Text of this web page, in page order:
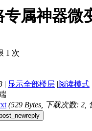
属神器微
1 次
| 显示全部楼层 |阅读模式
(529 Bytes, 下载次数: 2,